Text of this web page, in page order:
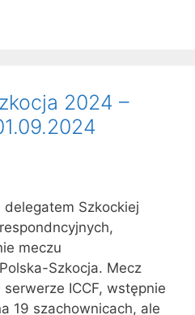
2024 –
Szkockiej
meczu
Szkocja. Mecz
ICCF, wstępnie
19 szachownicach, ale